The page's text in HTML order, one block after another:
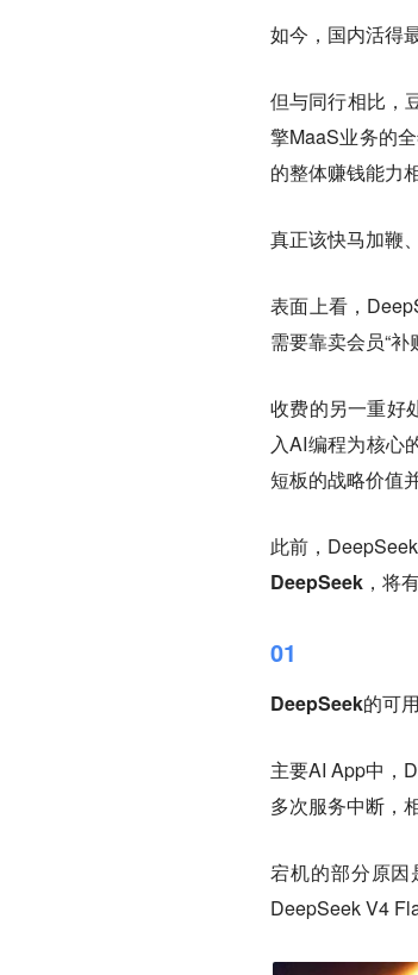
如今，国内活得
但与同行相比，
擎MaaS业务的
的整体赚钱能力
真正该快马加鞭
表面上看，
需要靠卖会员“
收费的另一重好
入AI编程为核心
短板的战略价值
此前，
DeepSeek，将
01
DeepSeek的可
主要AI App中，
多次服务中断，
宕机的部分原因
DeepSeek V4